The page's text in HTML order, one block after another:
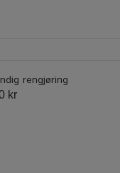
rengjøring
kr